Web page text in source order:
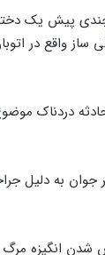
پیش یک
ساز واقع در
دردناک
به دلیل
انگیزه مرگ